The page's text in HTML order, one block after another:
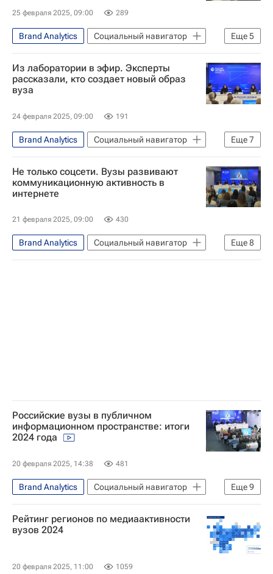
25 февраля 2025, 09:00 289
Еще5
Brand Analytics
Социальный навигатор
СН_Образование
Общество
Технологии
Telegram МИСиС
Из лаборатории в эфир. Эксперты
рассказали, кто создает новый образ
вуза
24 февраля 2025, 09:00 191
Еще7
Brand Analytics
Социальный навигатор
СН_Образование
Общество
Россия
МИСиС
Уральский федеральный университет
Саратовский государственный медицинский университет им. В.И. Разумовского (СГМУ)
Не только соцсети. Вузы развивают
коммуникационную активность в
интернете
21 февраля 2025, 09:00 430
Еще8
Brand Analytics
Социальный навигатор
СН_Образование
Общество
Российские вузы в публичном
информационном пространстве: итоги
2024 года
20 февраля 2025, 14:38 481
Еще9
Brand Analytics
Социальный навигатор
СН_Образование
Москва
Новосибирск
Россия
Рейтинг регионов по медиаактивности
вузов 2024
20 февраля 2025, 11:00 1059